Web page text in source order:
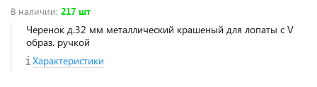
В наличии: 217 шт
Черенок д.32 мм металлический крашеный для лопаты с V
образ. ручкой
Характеристики